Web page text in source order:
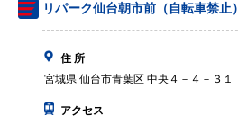
リパーク仙台朝市前（自転車禁止）
住 所
宮城県 仙台市青葉区 中央４－４－３１
アクセス